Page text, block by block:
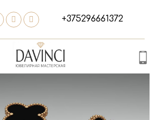
+375296661372